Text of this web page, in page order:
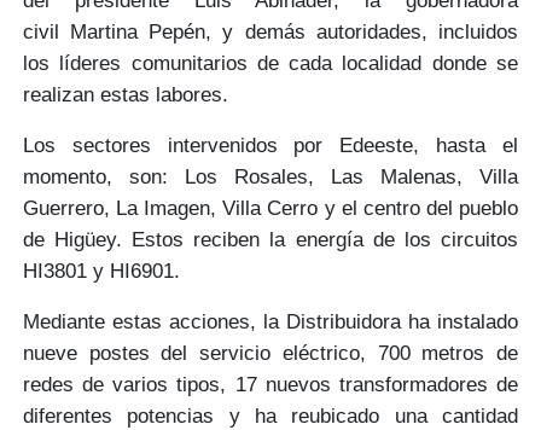
civil Martina Pepén, y demás autoridades, incluidos
los líderes comunitarios de cada localidad donde se
realizan estas labores.
Los sectores intervenidos por Edeeste, hasta el
momento, son: Los Rosales, Las Malenas, Villa
Guerrero, La Imagen, Villa Cerro y el centro del pueblo
de Higüey. Estos reciben la energía de los circuitos
HI3801 y HI6901.
Mediante estas acciones, la Distribuidora ha instalado
nueve postes del servicio eléctrico, 700 metros de
redes de varios tipos, 17 nuevos transformadores de
diferentes potencias y ha reubicado una cantidad